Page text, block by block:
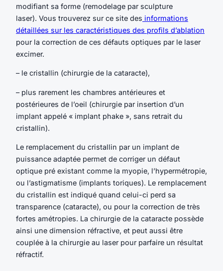
modifiant sa forme (remodelage par sculpture
laser). Vous trouverez sur ce site des informations
détaillées sur les caractéristiques des profils d’ablation
pour la correction de ces défauts optiques par le laser
excimer.
– le cristallin (chirurgie de la cataracte),
– plus rarement les chambres antérieures et
postérieures de l’oeil (chirurgie par insertion d’un
implant appelé « implant phake », sans retrait du
cristallin).
Le remplacement du cristallin par un implant de
puissance adaptée permet de corriger un défaut
optique pré existant comme la myopie, l’hypermétropie,
ou l’astigmatisme (implants toriques). Le remplacement
du cristallin est indiqué quand celui-ci perd sa
transparence (cataracte), ou pour la correction de très
fortes amétropies. La chirurgie de la cataracte possède
ainsi une dimension réfractive, et peut aussi être
couplée à la chirurgie au laser pour parfaire un résultat
réfractif.